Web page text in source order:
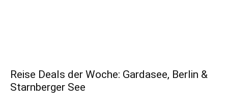
Reise Deals der Woche: Gardasee, Berlin &
Starnberger See